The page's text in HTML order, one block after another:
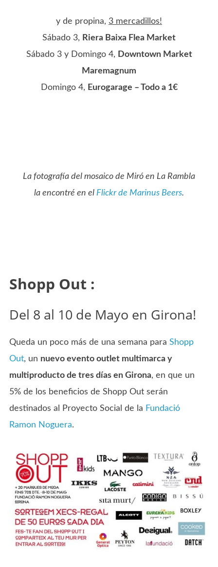
y de propina, 3 mercadillos!
Sábado 3, Riera Baixa Flea Market
Sábado 3 y Domingo 4, Downtown Market
Maremagnum
Domingo 4, Eurogarage – Todo a 1€
La fotografía del mosaico de Miró en La Rambla
la encontré en el Flickr de Marinus Beers.
Shopp Out :
Del 8 al 10 de Mayo en Girona!
Queda un poco más de una semana paraShopp
Out, un nuevo evento outlet multimarca y
multiproducto de tres días en Girona, en que un
5% de los beneficios de Shopp Out serán
destinados al Proyecto Social de la Fundació
Ramon Noguera.